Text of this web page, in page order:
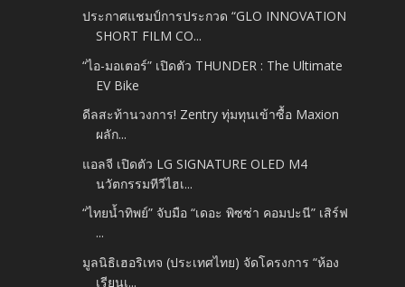
ประกาศแชมป์การประกวด “GLO INNOVATION
SHORT FILM CO...
“ไอ-มอเตอร์” เปิดตัว THUNDER : The Ultimate
EV Bike
ดีลสะท้านวงการ! Zentry ทุ่มทุนเข้าซื้อ Maxion
ผลัก...
แอลจี เปิดตัว LG SIGNATURE OLED M4
นวัตกรรมทีวีไฮเ...
“ไทยน้ำทิพย์” จับมือ “เดอะ พิซซ่า คอมปะนี” เสิร์ฟ
...
มูลนิธิเฮอริเทจ (ประเทศไทย) จัดโครงการ “ห้อง
เรียนเ...